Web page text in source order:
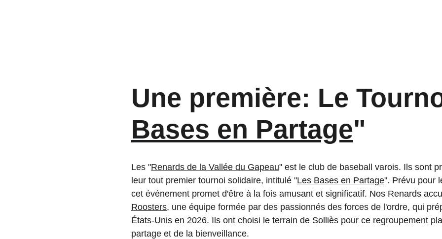
Une première: Le
Bases en Partage"
Les "Renards de la Vallée du Gapeau" est le club de baseball varois. Ils sont
leur tout premier tournoi solidaire, intitulé "Les Bases en Partage". Prévu pour
cet événement promet d'être à la fois amusant et significatif. Nos Renards
Roosters, une équipe formée par des passionnés des forces de l'ordre, qui
États-Unis en 2026. Ils ont choisi le terrain de Solliès pour ce regroupement
partage et de la bienveillance.